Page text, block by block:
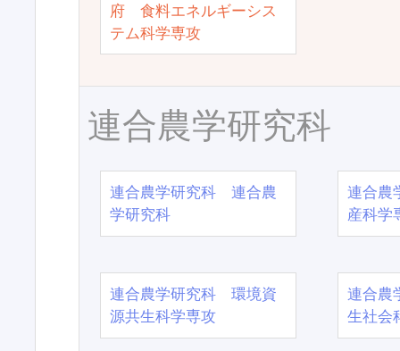
府 食料エネルギーシス
テム科学専攻
連合農学研究科
連合農学研究科 連合農
学研究科
連合農
産科学
連合農学研究科 環境資
源共生科学専攻
連合農
生社会